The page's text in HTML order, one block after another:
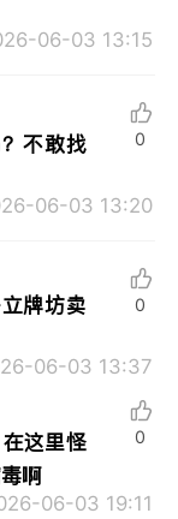
06-03 13:15
不敢找
06-03 13:20
0
牌坊卖
06-03 13:37
0
这里怪
啊
06-03 19:11
0